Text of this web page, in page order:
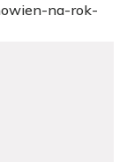
na-rok-